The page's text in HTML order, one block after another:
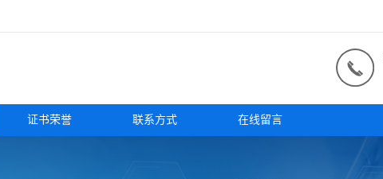
证书荣誉 联系方式 在线留言